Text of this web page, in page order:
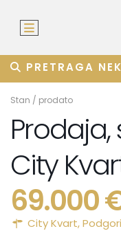
PRETRAGA
Stan / prodato
Prodaja,
City
69.000
City Kvart,